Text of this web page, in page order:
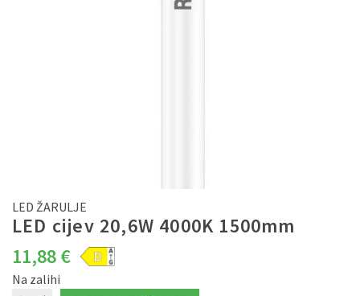
LED ŽARULJE
LED cijev 20,6W 4000K 1500mm
11,88€
Na zalihi